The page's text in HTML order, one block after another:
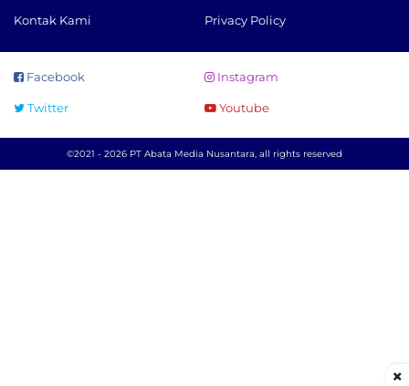
Kontak Kami Privacy Policy
Facebook Instagram
Twitter Youtube
©2021 - 2026 PT Abata Media Nusantara, all rights reserved
×